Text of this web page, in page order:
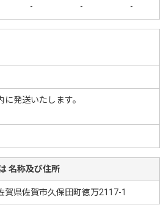
- - -
に発送いたします。
名称及び住所
県佐賀市久保田町徳万2117-1